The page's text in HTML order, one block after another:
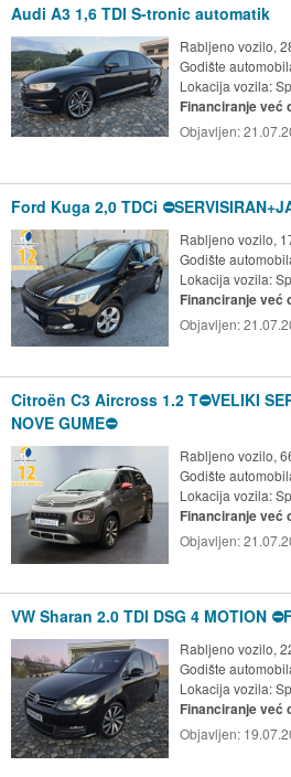
Audi A3 1,6 TDI S-tronic automatik
Rabljeno vozilo,
Godište
Lokacija vozila:
Financiranje već
Objavljen:
Ford Kuga 2,0 TDCi
Rabljeno vozilo,
Godište
Lokacija vozila:
Financiranje već
Objavljen:
Citroën C3 Aircross 1.2 T⛔️VELIKI
NOVE GUME⛔️
Rabljeno vozilo,
Godište
Lokacija vozila:
Financiranje već
Objavljen:
VW Sharan 2.0 TDI DSG 4 MOTION
Rabljeno vozilo,
Godište
Lokacija vozila:
Financiranje već
Objavljen: